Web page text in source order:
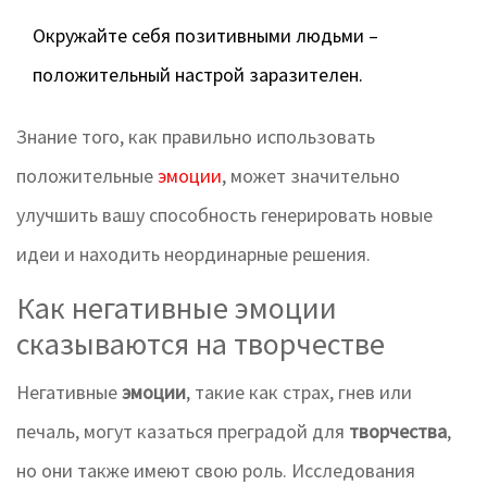
Окружайте себя позитивными людьми –
положительный настрой заразителен.
Знание того, как правильно использовать
положительныеэмоции, может значительно
улучшить вашу способность генерировать новые
идеи и находить неординарные решения.
Как негативные эмоции
сказываются на творчестве
Негативныеэмоции, такие как страх, гнев или
печаль, могут казаться преградой для творчества,
но они также имеют свою роль. Исследования